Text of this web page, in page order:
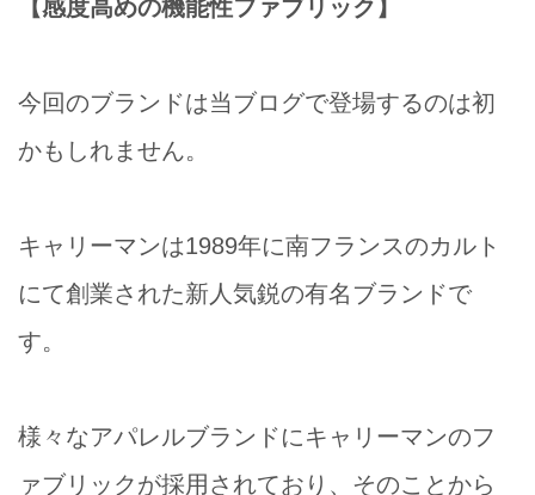
【感度高めの機能性ファブリック】
今回のブランドは当ブログで登場するのは初
かもしれません。
キャリーマンは1989年に南フランスのカルト
にて創業された新人気鋭の有名ブランドで
す。
様々なアパレルブランドにキャリーマンのフ
ァブリックが採用されており、そのことから